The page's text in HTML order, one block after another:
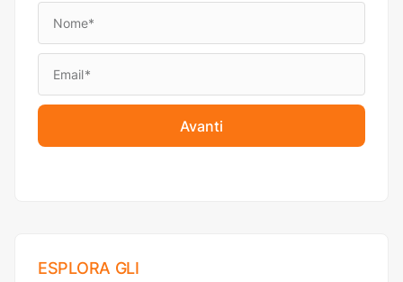
Avanti
ESPLORA GLI